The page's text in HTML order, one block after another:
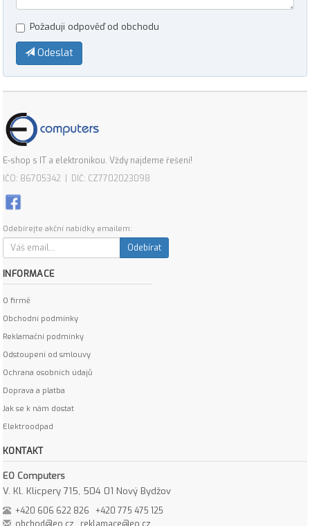
Požaduji odpověď od obchodu
Odeslat
E-shop s IT a elektronikou. Vždy najdeme řešení!
IČO: 86705342 | DIČ: CZ7702023098
Odebírejte akční nabídky emailem:
Odebírat
INFORMACE
O firmě
Obchodní podmínky
Reklamační podmínky
Odstoupení od smlouvy
Ochrana osobních údajů
Doprava a platba
Jak se k nám dostat
Elektroodpad
KONTAKT
EO Computers
V. Kl. Klicpery 715, 504 01 Nový Bydžov
+420 606 622 826
+420 775 475 125